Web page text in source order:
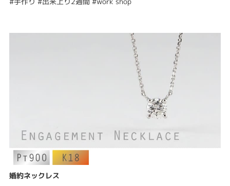
婚約ネックレス